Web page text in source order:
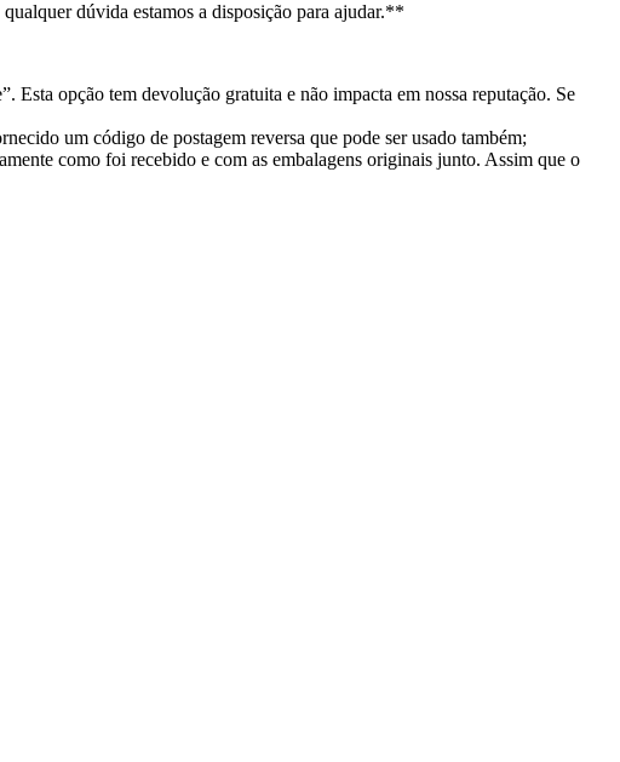
dúvida estamos a disposição para ajudar.**
opção tem devolução gratuita e não impacta em nossa reputação. Se
um código de postagem reversa que pode ser usado também;
como foi recebido e com as embalagens originais junto. Assim que o